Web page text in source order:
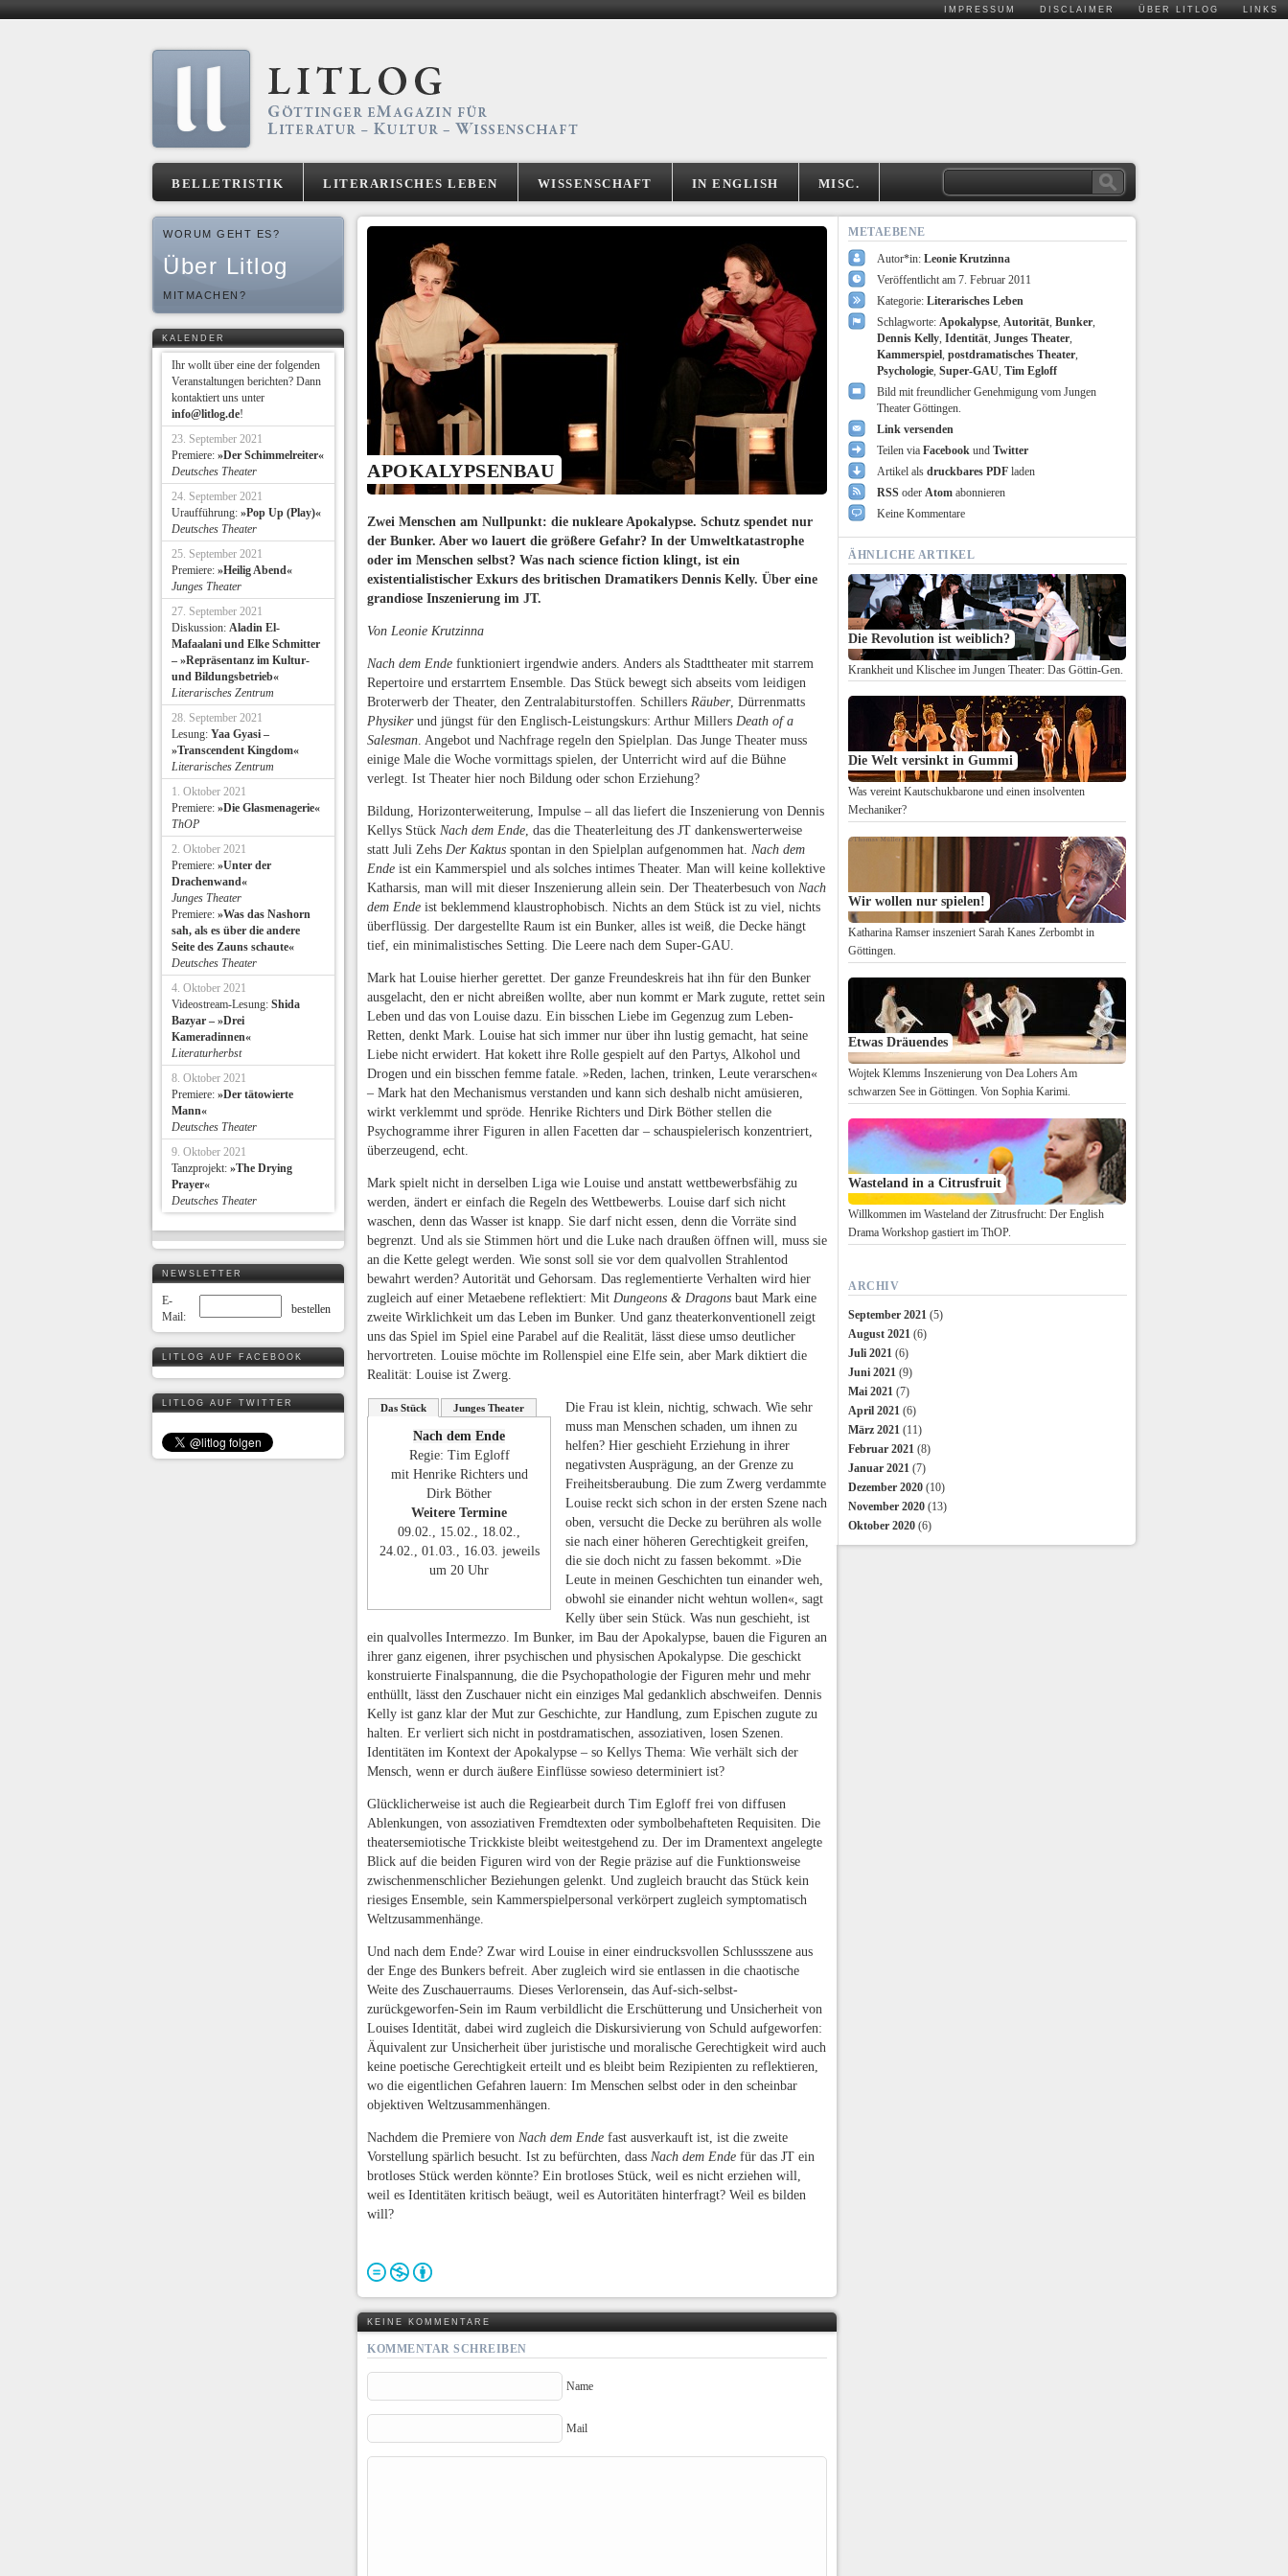
IMPRESSUM DISCLAIMER ÜBER LITLOG LINKS
BELLETRISTIK LITERARISCHES LEBEN WISSENSCHAFT IN ENGLISH MISC.
APOKALYPSENBAU
Zwei Menschen am Nullpunkt: die nukleare Apokalypse. Schutz spendet nur
der Bunker. Aber wo lauert die größere Gefahr? In der Umweltkatastrophe
oder im Menschen selbst? Was nach science fiction klingt, ist ein
existentialistischer Exkurs des britischen Dramatikers Dennis Kelly. Über eine
grandiose Inszenierung im JT.
Von Leonie Krutzinna
Nach dem Ende funktioniert irgendwie anders. Anders als Stadttheater mit starrem
Repertoire und erstarrtem Ensemble. Das Stück bewegt sich abseits vom leidigen
Broterwerb der Theater, den Zentralabiturstoffen. Schillers Räuber, Dürrenmatts
Physikerund jüngst für den Englisch-Leistungskurs: Arthur Millers Death of a
Salesman. Angebot und Nachfrage regeln den Spielplan. Das Junge Theater muss
einige Male die Woche vormittags spielen, der Unterricht wird auf die Bühne
verlegt. Ist Theater hier noch Bildung oder schon Erziehung?
Bildung, Horizonterweiterung, Impulse – all das liefert die Inszenierung von Dennis
Kellys Stück Nach dem Ende, das die Theaterleitung des JT dankenswerterweise
statt Juli Zehs Der Kaktus spontan in den Spielplan aufgenommen hat. Nach dem
Ende ist ein Kammerspiel und als solches intimes Theater. Man will keine kollektive
Katharsis, man will mit dieser Inszenierung allein sein. Der Theaterbesuch von Nach
dem Ende ist beklemmend klaustrophobisch. Nichts an dem Stück ist zu viel, nichts
überflüssig. Der dargestellte Raum ist ein Bunker, alles ist weiß, die Decke hängt
tief, ein minimalistisches Setting. Die Leere nach dem Super-GAU.
Mark hat Louise hierher gerettet. Der ganze Freundeskreis hat ihn für den Bunker
ausgelacht, den er nicht abreißen wollte, aber nun kommt er Mark zugute, rettet sein
Leben und das von Louise dazu. Ein bisschen Liebe im Gegenzug zum Leben-
Retten, denkt Mark. Louise hat sich immer nur über ihn lustig gemacht, hat seine
Liebe nicht erwidert. Hat kokett ihre Rolle gespielt auf den Partys, Alkohol und
Drogen und ein bisschen femme fatale. »Reden, lachen, trinken, Leute verarschen«
– Mark hat den Mechanismus verstanden und kann sich deshalb nicht amüsieren,
wirkt verklemmt und spröde. Henrike Richters und Dirk Böther stellen die
Psychogramme ihrer Figuren in allen Facetten dar – schauspielerisch konzentriert,
überzeugend, echt.
Mark spielt nicht in derselben Liga wie Louise und anstatt wettbewerbsfähig zu
werden, ändert er einfach die Regeln des Wettbewerbs. Louise darf sich nicht
waschen, denn das Wasser ist knapp. Sie darf nicht essen, denn die Vorräte sind
begrenzt. Und als sie Stimmen hört und die Luke nach draußen öffnen will, muss sie
an die Kette gelegt werden. Wie sonst soll sie vor dem qualvollen Strahlentod
bewahrt werden? Autorität und Gehorsam. Das reglementierte Verhalten wird hier
zugleich auf einer Metaebene reflektiert: Mit Dungeons & Dragons baut Mark eine
zweite Wirklichkeit um das Leben im Bunker. Und ganz theaterkonventionell zeigt
uns das Spiel im Spiel eine Parabel auf die Realität, lässt diese umso deutlicher
hervortreten. Louise möchte im Rollenspiel eine Elfe sein, aber Mark diktiert die
Realität: Louise ist Zwerg.
Das Stück Junges Theater
Nach dem Ende
Regie: Tim Egloff
mit Henrike Richters und
Dirk Böther
Weitere Termine
09.02., 15.02., 18.02.,
24.02., 01.03., 16.03. jeweils
um 20 Uhr
Die Frau ist klein, nichtig, schwach. Wie sehr
muss man Menschen schaden, um ihnen zu
helfen? Hier geschieht Erziehung in ihrer
negativsten Ausprägung, an der Grenze zu
Freiheitsberaubung. Die zum Zwerg verdammte
Louise reckt sich schon in der ersten Szene nach
oben, versucht die Decke zu berühren als wolle
sie nach einer höheren Gerechtigkeit greifen,
die sie doch nicht zu fassen bekommt. »Die
Leute in meinen Geschichten tun einander weh,
obwohl sie einander nicht wehtun wollen«, sagt
Kelly über sein Stück. Was nun geschieht, ist
ein qualvolles Intermezzo. Im Bunker, im Bau der Apokalypse, bauen die Figuren an
ihrer ganz eigenen, ihrer psychischen und physischen Apokalypse. Die geschickt
konstruierte Finalspannung, die die Psychopathologie der Figuren mehr und mehr
enthüllt, lässt den Zuschauer nicht ein einziges Mal gedanklich abschweifen. Dennis
Kelly ist ganz klar der Mut zur Geschichte, zur Handlung, zum Epischen zugute zu
halten. Er verliert sich nicht in postdramatischen, assoziativen, losen Szenen.
Identitäten im Kontext der Apokalypse – so Kellys Thema: Wie verhält sich der
Mensch, wenn er durch äußere Einflüsse sowieso determiniert ist?
Glücklicherweise ist auch die Regiearbeit durch Tim Egloff frei von diffusen
Ablenkungen, von assoziativen Fremdtexten oder symbolbehafteten Requisiten. Die
theatersemiotische Trickkiste bleibt weitestgehend zu. Der im Dramentext angelegte
Blick auf die beiden Figuren wird von der Regie präzise auf die Funktionsweise
zwischenmenschlicher Beziehungen gelenkt. Und zugleich braucht das Stück kein
riesiges Ensemble, sein Kammerspielpersonal verkörpert zugleich symptomatisch
Weltzusammenhänge.
Und nach dem Ende? Zwar wird Louise in einer eindrucksvollen Schlussszene aus
der Enge des Bunkers befreit. Aber zugleich wird sie entlassen in die chaotische
Weite des Zuschauerraums. Dieses Verlorensein, das Auf-sich-selbst-
zurückgeworfen-Sein im Raum verbildlicht die Erschütterung und Unsicherheit von
Louises Identität, dabei wird zugleich die Diskursivierung von Schuld aufgeworfen:
Äquivalent zur Unsicherheit über juristische und moralische Gerechtigkeit wird auch
keine poetische Gerechtigkeit erteilt und es bleibt beim Rezipienten zu reflektieren,
wo die eigentlichen Gefahren lauern: Im Menschen selbst oder in den scheinbar
objektiven Weltzusammenhängen.
Nachdem die Premiere von Nach dem Ende fast ausverkauft ist, ist die zweite
Vorstellung spärlich besucht. Ist zu befürchten, dass Nach dem Ende für das JT ein
brotloses Stück werden könnte? Ein brotloses Stück, weil es nicht erziehen will,
weil es Identitäten kritisch beäugt, weil es Autoritäten hinterfragt? Weil es bilden
will?
METAEBENE
Autor*in: Leonie Krutzinna
Veröffentlicht am 7. Februar 2011
Kategorie: Literarisches Leben
Schlagworte: Apokalypse, Autorität, Bunker,
Dennis Kelly, Identität, Junges Theater,
Kammerspiel, postdramatisches Theater,
Psychologie, Super-GAU, Tim Egloff
Bild mit freundlicher Genehmigung vom Jungen
Theater Göttingen.
Link versenden
Teilen via Facebook und Twitter
Artikel als druckbares PDF laden
RSS oder Atom abonnieren
Keine Kommentare
ÄHNLICHE ARTIKEL
Die Revolution ist weiblich?
Krankheit und Klischee im Jungen Theater: Das Göttin-Gen.
Die Welt versinkt in Gummi
Was vereint Kautschukbarone und einen insolventen
Mechaniker?
Wir wollen nur spielen!
Katharina Ramser inszeniert Sarah Kanes Zerbombt in
Göttingen.
Etwas Dräuendes
Wojtek Klemms Inszenierung von Dea Lohers Am
schwarzen See in Göttingen. Von Sophia Karimi.
Wasteland in a Citrusfruit
Willkommen im Wasteland der Zitrusfrucht: Der English
Drama Workshop gastiert im ThOP.
ARCHIV
September 2021 (5)
August 2021 (6)
Juli 2021 (6)
Juni 2021 (9)
Mai 2021 (7)
April 2021 (6)
März 2021 (11)
Februar 2021 (8)
Januar 2021 (7)
Dezember 2020 (10)
November 2020 (13)
Oktober 2020 (6)
KEINE KOMMENTARE
KOMMENTAR SCHREIBEN
Name
Mail
WORUM GEHT ES?
Über Litlog
MITMACHEN?
KALENDER
Ihr wollt über eine der folgenden
Veranstaltungen berichten? Dann
kontaktiert uns unter
info@litlog.de!
23. September 2021
Premiere: »Der Schimmelreiter«
Deutsches Theater
24. September 2021
Uraufführung: »Pop Up (Play)«
Deutsches Theater
25. September 2021
Premiere: »Heilig Abend«
Junges Theater
27. September 2021
Diskussion: Aladin El-
Mafaalani und Elke Schmitter
– »Repräsentanz im Kultur-
und Bildungsbetrieb«
Literarisches Zentrum
28. September 2021
Lesung: Yaa Gyasi –
»Transcendent Kingdom«
Literarisches Zentrum
1. Oktober 2021
Premiere: »Die Glasmenagerie«
ThOP
2. Oktober 2021
Premiere: »Unter der
Drachenwand«
Junges Theater
Premiere: »Was das Nashorn
sah, als es über die andere
Seite des Zauns schaute«
Deutsches Theater
4. Oktober 2021
Videostream-Lesung: Shida
Bazyar – »Drei
Kameradinnen«
Literaturherbst
8. Oktober 2021
Premiere: »Der tätowierte
Mann«
Deutsches Theater
9. Oktober 2021
Tanzprojekt: »The Drying
Prayer«
Deutsches Theater
NEWSLETTER
E-
Mail:
LITLOG AUF FACEBOOK
LITLOG AUF TWITTER